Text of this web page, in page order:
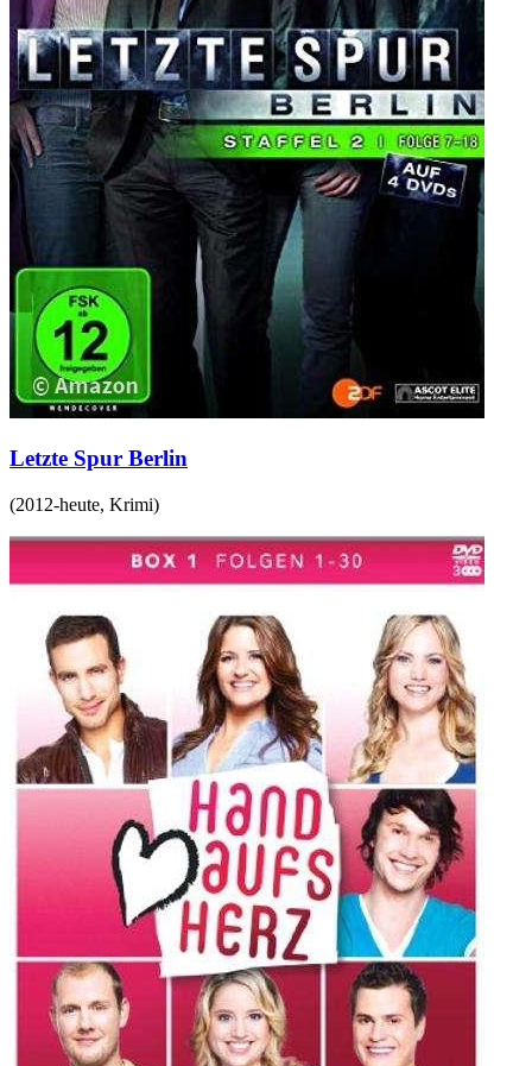
Letzte Spur Berlin
(2012-heute, Krimi)